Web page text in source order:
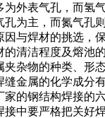
为外表气孔，而氢
孔为主，而氮气孔
因与焊材的挑选，
清洁程度及熔池
夹杂物的种类、形
金属的化学成分有
家的钢结构焊接的
中要严格把关好焊